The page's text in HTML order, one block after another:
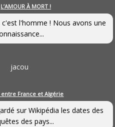
L’AMOUR À MORT !
l'homme ! Nous avons une
jacou
entre France et Algérie
sur Wikipédia les dates des
des pays...